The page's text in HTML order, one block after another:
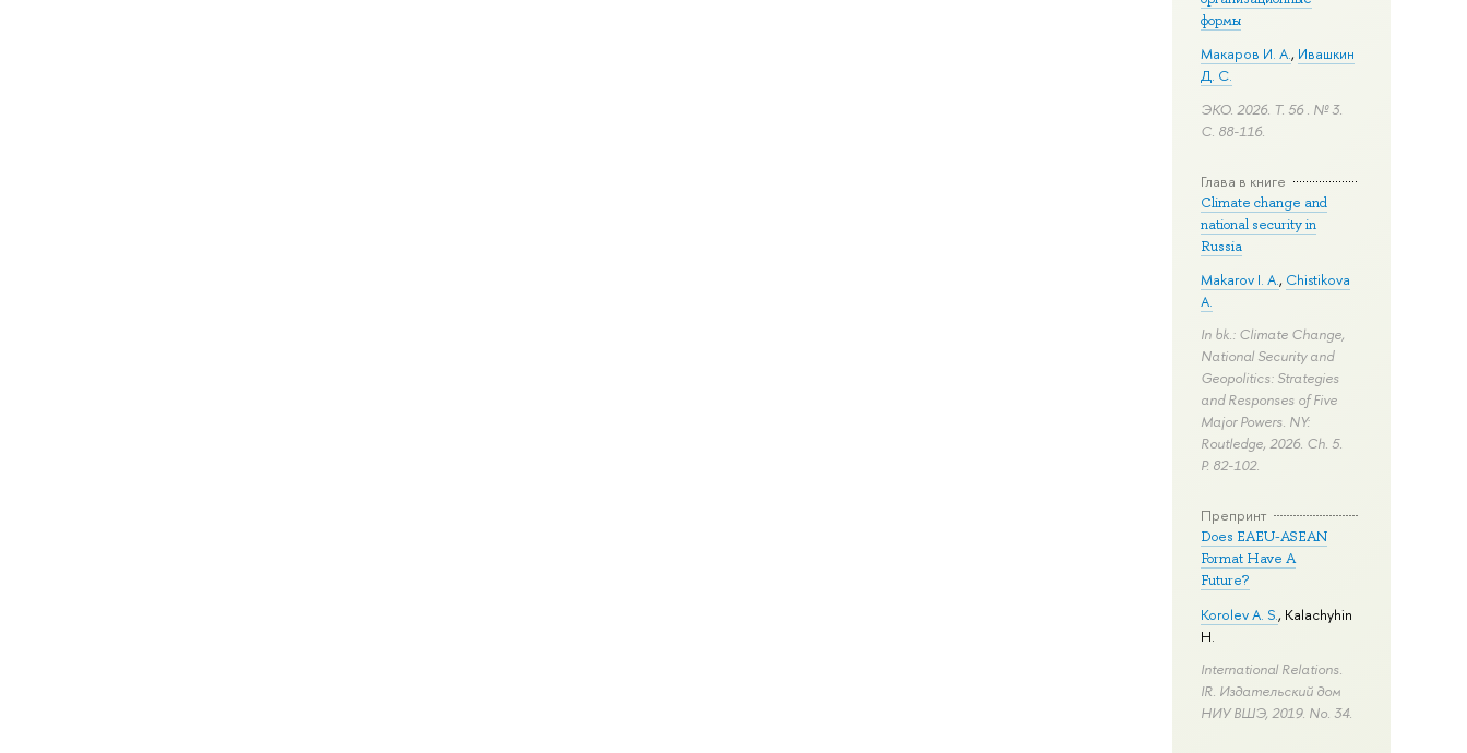
формы
Макаров И. А., Ивашкин
Д. С.
ЭКО. 2026. Т. 56 . № 3.
С. 88-116.
Глава в книге
Climate change and
national security in
Russia
Makarov I. A., Chistikova
A.
In bk.: Climate Change,
National Security and
Geopolitics: Strategies
and Responses of Five
Major Powers. NY:
Routledge, 2026. Ch. 5.
P. 82-102.
Препринт
Does EAEU-ASEAN
Format Have A
Future?
Korolev A. S., Kalachyhin
H.
International Relations.
IR. Издательский дом
НИУ ВШЭ, 2019. No. 34.